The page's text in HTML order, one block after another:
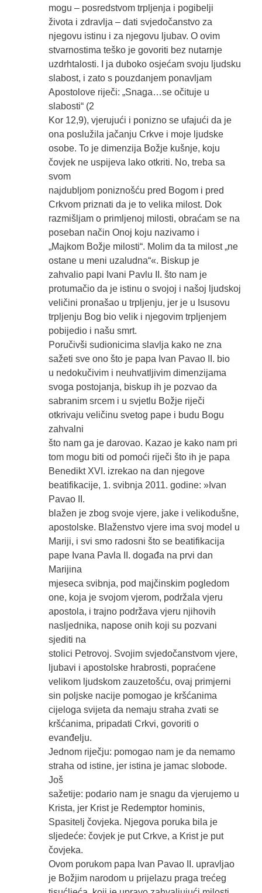
mogu – posredstvom trpljenja i pogibelji
života i zdravlja – dati svjedočanstvo za
njegovu istinu i za njegovu ljubav. O ovim
stvarnostima teško je govoriti bez nutarnje
uzdrhtalosti. I ja duboko osjećam svoju ljudsku
slabost, i zato s pouzdanjem ponavljam
Apostolove riječi: „Snaga…se očituje u
slabosti“ (2
Kor 12,9), vjerujući i ponizno se ufajući da je
ona poslužila jačanju Crkve i moje ljudske
osobe. To je dimenzija Božje kušnje, koju
čovjek ne uspijeva lako otkriti. No, treba sa
svom
najdubljom poniznošću pred Bogom i pred
Crkvom priznati da je to velika milost. Dok
razmišljam o primljenoj milosti, obraćam se na
poseban način Onoj koju nazivamo i
„Majkom Božje milosti“. Molim da ta milost „ne
ostane u meni uzaludna“«. Biskup je
zahvalio papi Ivani Pavlu II. što nam je
protumačio da je istinu o svojoj i našoj ljudskoj
veličini pronašao u trpljenju, jer je u Isusovu
trpljenju Bog bio velik i njegovim trpljenjem
pobijedio i našu smrt.
Poručivši sudionicima slavlja kako ne zna
sažeti sve ono što je papa Ivan Pavao II. bio
u nedokučivim i neuhvatljivim dimenzijama
svoga postojanja, biskup ih je pozvao da
sabranim srcem i u svjetlu Božje riječi
otkrivaju veličinu svetog pape i budu Bogu
zahvalni
što nam ga je darovao. Kazao je kako nam pri
tom mogu biti od pomoći riječi što ih je papa
Benedikt XVI. izrekao na dan njegove
beatifikacije, 1. svibnja 2011. godine: »Ivan
Pavao II.
blažen je zbog svoje vjere, jake i velikodušne,
apostolske. Blaženstvo vjere ima svoj model u
Mariji, i svi smo radosni što se beatifikacija
pape Ivana Pavla II. događa na prvi dan
Marijina
mjeseca svibnja, pod majčinskim pogledom
one, koja je svojom vjerom, podržala vjeru
apostola, i trajno podržava vjeru njihovih
nasljednika, napose onih koji su pozvani
sjediti na
stolici Petrovoj. Svojim svjedočanstvom vjere,
ljubavi i apostolske hrabrosti, popraćene
velikom ljudskom zauzetošću, ovaj primjerni
sin poljske nacije pomogao je kršćanima
cijeloga svijeta da nemaju straha zvati se
kršćanima, pripadati Crkvi, govoriti o
evanđelju.
Jednom riječju: pomogao nam je da nemamo
straha od istine, jer istina je jamac slobode.
Još
sažetije: podario nam je snagu da vjerujemo u
Krista, jer Krist je Redemptor hominis,
Spasitelj čovjeka. Njegova poruka bila je
sljedeće: čovjek je put Crkve, a Krist je put
čovjeka.
Ovom porukom papa Ivan Pavao II. upravljao
je Božjim narodom u prijelazu praga trećeg